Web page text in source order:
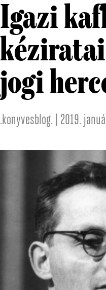
Igazi
jogi
.konyvesblog. | 2019.